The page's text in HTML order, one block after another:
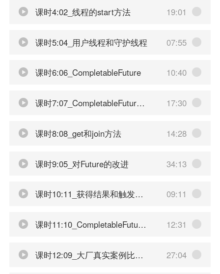
课时4:02_线程的start方法 19:01
课时5:04_用户线程和守护线程 07:55
课时6:06_CompletableFuture 10:40
课时7:07_CompletableFuture四个函数 17:30
课时8:08_get和join方法 14:28
课时9:05_对Future的改进 34:13
课时10:11_获得结果和触发计算 09:11
课时11:10_CompletableFuture案例解读分析 12:31
课时12:09_大厂真实案例比价需求 27:04